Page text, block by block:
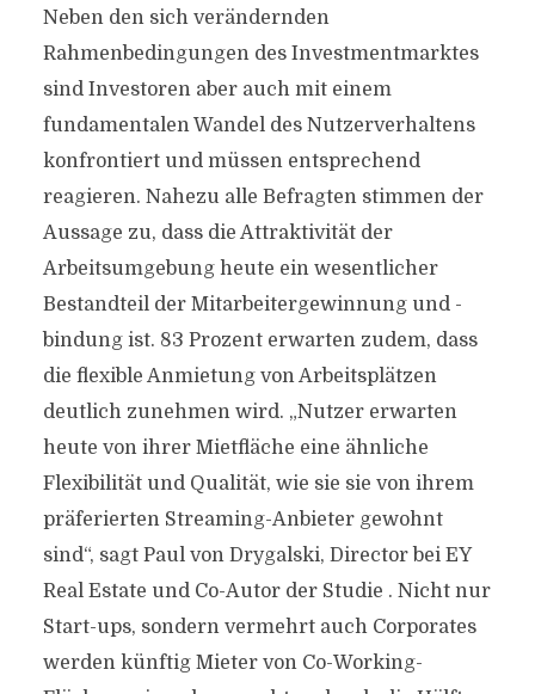
Neben den sich verändernden
Rahmenbedingungen des Investmentmarktes
sind Investoren aber auch mit einem
fundamentalen Wandel des Nutzerverhaltens
konfrontiert und müssen entsprechend
reagieren. Nahezu alle Befragten stimmen der
Aussage zu, dass die Attraktivität der
Arbeitsumgebung heute ein wesentlicher
Bestandteil der Mitarbeitergewinnung und -
bindung ist. 83 Prozent erwarten zudem, dass
die flexible Anmietung von Arbeitsplätzen
deutlich zunehmen wird. „Nutzer erwarten
heute von ihrer Mietfläche eine ähnliche
Flexibilität und Qualität, wie sie sie von ihrem
präferierten Streaming-Anbieter gewohnt
sind“, sagt Paul von Drygalski, Director bei EY
Real Estate und Co-Autor der Studie . Nicht nur
Start-ups, sondern vermehrt auch Corporates
werden künftig Mieter von Co-Working-